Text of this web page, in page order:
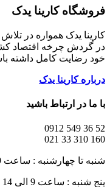
فروشگاه کارینا یدک
کارینا یدک همواره در
در گردش چرخه اقتصاد
خود رضایت کامل داشته
درباره کارینا یدک
با ما در ارتباط باشید
52 36 549 0912
160 310 33 021
شنبه تا چهارشنبه : ساعت 9 الی 18
پنج شنبه : ساعت 9 الی 14